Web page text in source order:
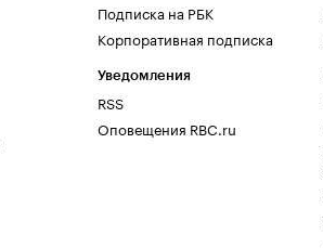
Подписка на РБК
Корпоративная подписка
Уведомления
RSS
Оповещения RBC.ru